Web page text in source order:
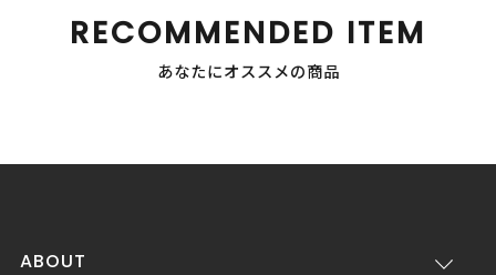
RECOMMENDED ITEM
あなたにオススメの商品
ABOUT